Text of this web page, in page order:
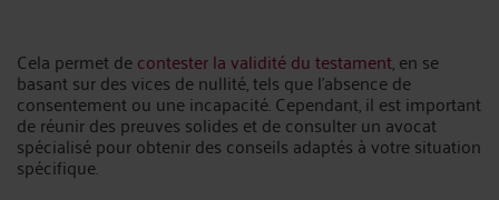
Cela permet decontester la validité du testament, en se
basant sur des vices de nullité, tels que l'absence de
consentement ou une incapacité. Cependant, il est important
de réunir des preuves solides et de consulter un avocat
spécialisé pour obtenir des conseils adaptés à votre situation
spécifique.